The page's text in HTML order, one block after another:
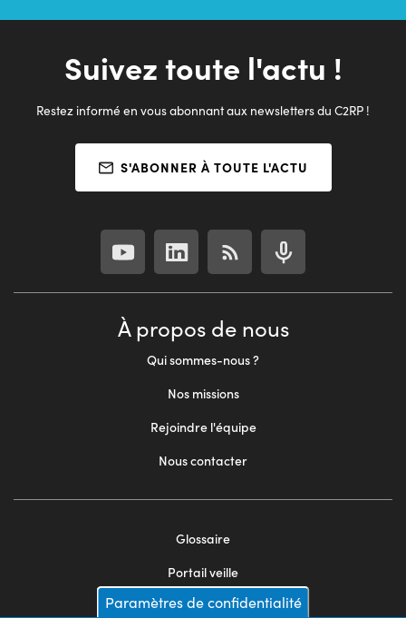
Suivez toute l'actu !
Restez informé en vous abonnant aux newsletters du C2RP !
S'ABONNER À TOUTE L'ACTU
À propos de nous
Qui sommes-nous ?
Nos missions
Rejoindre l'équipe
Nous contacter
Glossaire
Portail veille
Mentions légales
Paramètres de confidentialité